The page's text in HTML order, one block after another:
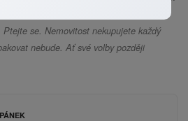
Vám skutečný stav bytu a předloží
se. Nemovitost nekupujete každý
nebude. Ať své volby později